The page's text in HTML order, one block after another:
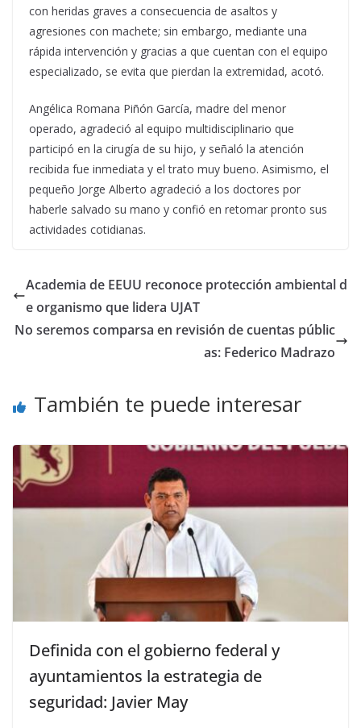
con heridas graves a consecuencia de asaltos y
agresiones con machete; sin embargo, mediante una
rápida intervención y gracias a que cuentan con el equipo
especializado, se evita que pierdan la extremidad, acotó.
Angélica Romana Piñón García, madre del menor
operado, agradeció al equipo multidisciplinario que
participó en la cirugía de su hijo, y señaló la atención
recibida fue inmediata y el trato muy bueno. Asimismo, el
pequeño Jorge Alberto agradeció a los doctores por
haberle salvado su mano y confió en retomar pronto sus
actividades cotidianas.
Academia de EEUU reconoce protección ambiental d
e organismo que lidera UJAT
No seremos comparsa en revisión de cuentas públic
as: Federico Madrazo
También te puede interesar
Definida con el gobierno federal y
ayuntamientos la estrategia de
seguridad: Javier May